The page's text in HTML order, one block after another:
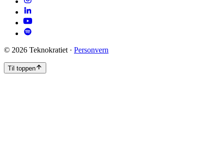
© 2026 Teknokratiet · Personvern
Til toppen